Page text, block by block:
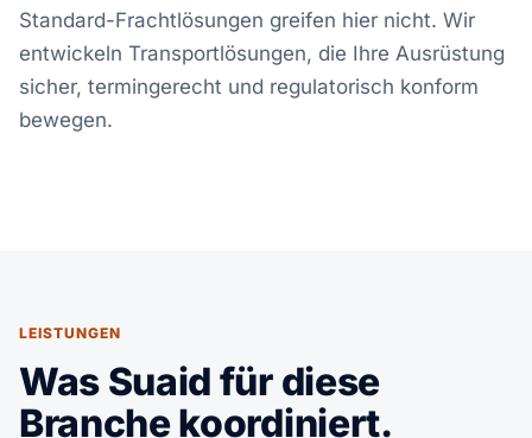
Standard-Frachtlösungen greifen hier nicht. Wir
entwickeln Transportlösungen, die Ihre Ausrüstung
sicher, termingerecht und regulatorisch konform
bewegen.
LEISTUNGEN
Was Suaid für diese
Branche koordiniert.